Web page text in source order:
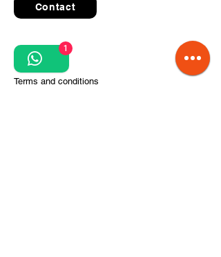
Contact
Quick Links
Terms and conditions
1